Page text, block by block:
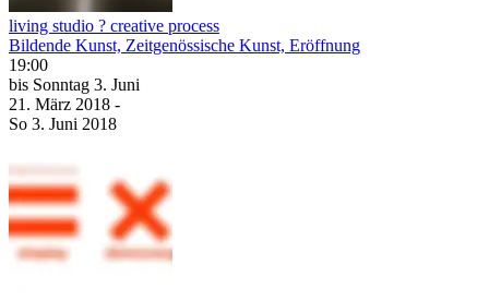
living studio ? creative process
Bildende Kunst, Zeitgenössische Kunst, Eröffnung
19:00
bis Sonntag 3. Juni
21. März 2018 -
So 3. Juni 2018